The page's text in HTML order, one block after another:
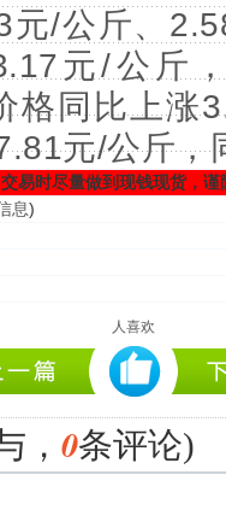
元/公斤、
元/公斤
格同比上涨
元/公斤
易时尽量做到现钱现货，
息)
人喜欢
， 0条评论)